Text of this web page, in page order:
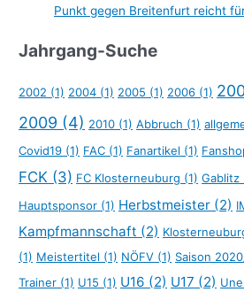
Punkt gegen Breitenfurt reicht
Jahrgang-Suche
2002 (1) 2004 (1) 2005 (1) 2006 (1)
2009 (4) 2010 (1) Abbruch (1)
Covid19 (1) FAC (1) Fanartikel (1)
FCK (3) FC Klosterneuburg (1) Gablitz
Hauptsponsor (1) Herbstmeister (2)
Kampfmannschaft (2)
(1) Meistertitel (1) NÖFV (1) Saison
Trainer (1) U15 (1) U16 (2) U17 (2)